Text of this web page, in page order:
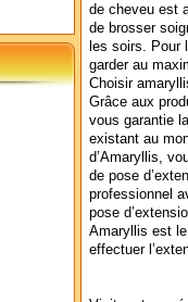
de cheveu est
de brosser
les soirs. Pour
garder au
Choisir
Grâce aux
vous garantie
existant au
d’Amaryllis,
de pose
professionnel
pose
Amaryllis est
effectuer